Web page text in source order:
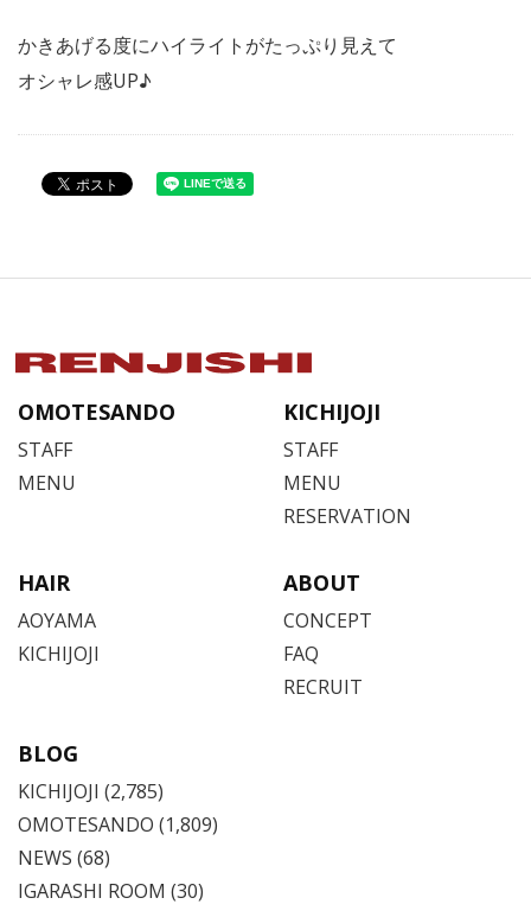
かきあげる度にハイライトがたっぷり見えて
オシャレ感UP♪
OMOTESANDO
STAFF
MENU
KICHIJOJI
STAFF
MENU
RESERVATION
HAIR
AOYAMA
KICHIJOJI
ABOUT
CONCEPT
FAQ
RECRUIT
BLOG
KICHIJOJI (2,785)
OMOTESANDO (1,809)
NEWS (68)
IGARASHI ROOM (30)